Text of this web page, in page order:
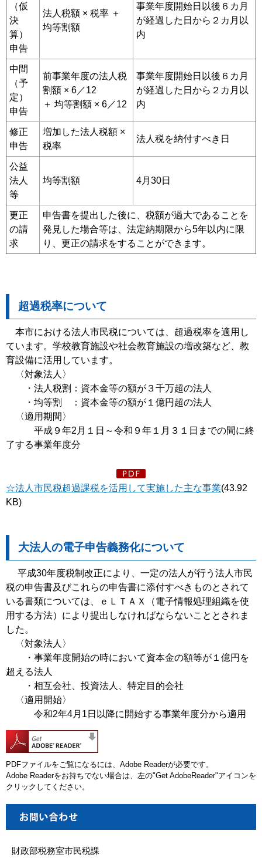
（仮
決
算）
申告
法人税額 × 税率 ＋
均等割額
事業年度開始日以後６カ月
が経過した日から２カ月以
内
中間
（予
定）
申告
前事業年度の法人税
割額 × 6／12
＋ 均等割額 × 6／12
事業年度開始日以後６カ月
が経過した日から２カ月以
内
修正
申告
増加した法人税額 ×
税率
法人税を納付すべき日
公益
法人
等
均等割額 4月30日
更正
の請
求
申告書を提出した後に、税額が過大であることを
発見した場合等は、法定納期限から5年以内に限
り、更正の請求をすることができます。
超過税率について
本市における法人市民税については、超過税率を適用し
ています。学校教育施設や社会教育施設の増改築など、教
育設備に活用しています。
〈対象法人〉
・法人税割：資本金等の額が３千万超の法人
・均等割 ：資本金等の額が１億円超の法人
〈適用期間〉
平成９年2月１日～令和９年１月３１日までの間に終
了する事業年度分
☆法人市民税超過課税を活用して実施した主な事業(43.92
KB)
大法人の電子申告義務化について
平成30年度税制改正により、一定の法人が行う法人市民
税の申告書及びこれらの申告書に添付すべきものとされて
いる書類については、ｅＬＴＡＸ（電子情報処理組織を使
用する方法）により提出しなければならないこととされま
した。
〈対象法人〉
・事業年度開始の時において資本金の額等が１億円を
超える法人
・相互会社、投資法人、特定目的会社
〈適用開始〉
令和2年4月1日以降に開始する事業年度分から適用
PDFファイルをご覧になるには、Adobe Readerが必要です。
Adobe Readerをお持ちでない場合は、左の"Get AdobeReader"アイコンを
クリックしてください。
財政部税務室市民税課